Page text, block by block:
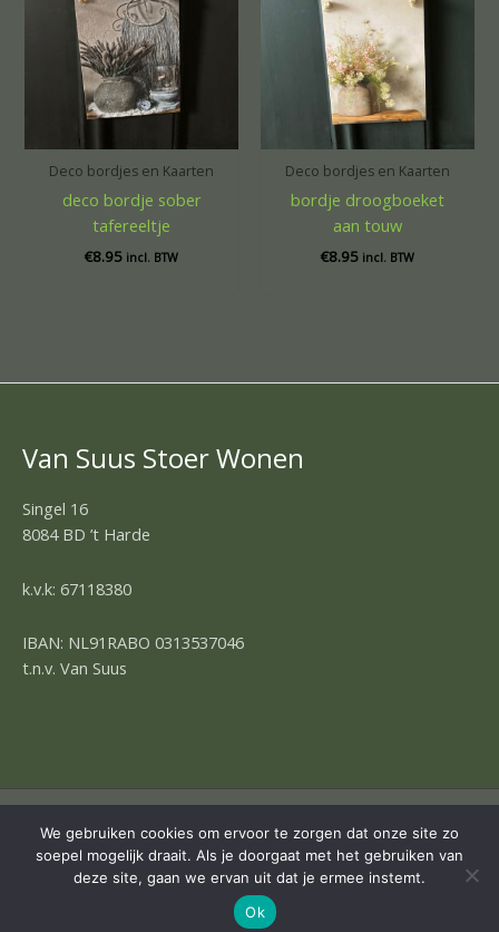
Deco bordjes en Kaarten
deco bordje sober
tafereeltje
€8.95 incl. BTW
Deco bordjes en Kaarten
bordje droogboeket
aan touw
€8.95 incl. BTW
Van Suus Stoer Wonen
Singel 16
8084 BD ’t Harde
k.v.k: 67118380
IBAN: NL91RABO 0313537046
t.n.v. Van Suus
COPYRIGHT © 2026 | OMNIA 4 WEBDESIGN
We gebruiken cookies om ervoor te zorgen dat onze site zo
soepel mogelijk draait. Als je doorgaat met het gebruiken van
deze site, gaan we ervan uit dat je ermee instemt.
Ok